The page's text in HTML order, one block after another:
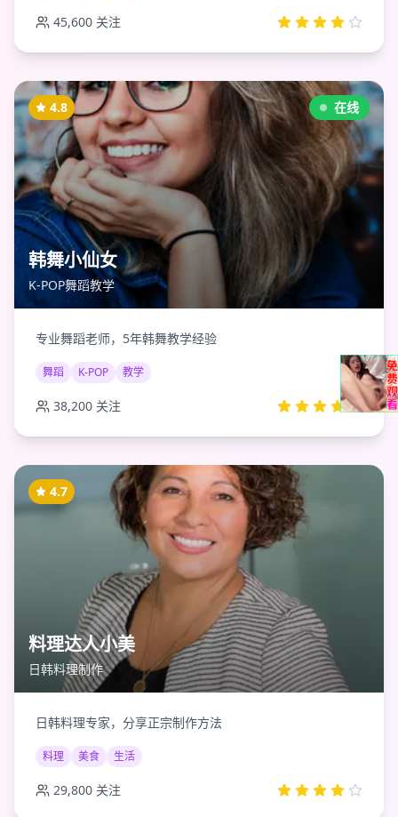
45,600 关注
在线
4.8
韩舞小仙女
K-POP舞蹈教学
专业舞蹈老师，5年韩舞教学经验
舞蹈 K-POP 教学
38,200 关注
4.7
料理达人小美
日韩料理制作
日韩料理专家，分享正宗制作方法
料理 美食 生活
29,800 关注